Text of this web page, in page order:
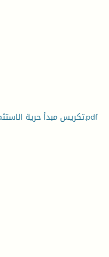
تكريس مبدأ حرية الاستثمار والتجارة في القانون الجزائري.pdf